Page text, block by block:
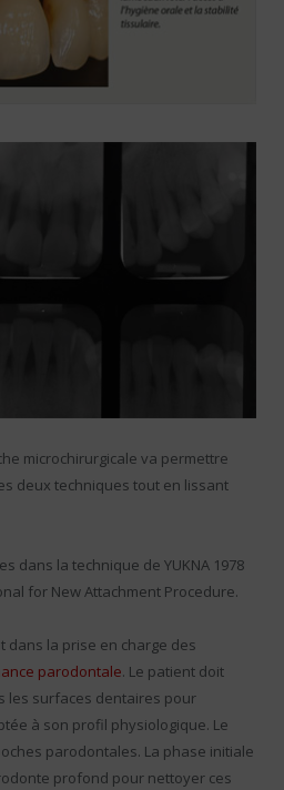
microchirurgicale va permettre
deux techniques tout en lissant
dans la technique de YUKNA 1978
for New Attachment Procedure.
dans la prise en charge des
parodontale. Le patient doit
les surfaces dentaires pour
à son profil physiologique. Le
parodontales. La phase initiale
profond pour nettoyer ces